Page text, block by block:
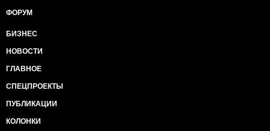
ФОРУМ
БИЗНЕС
НОВОСТИ
ГЛАВНОЕ
СПЕЦПРОЕКТЫ
ПУБЛИКАЦИИ
КОЛОНКИ